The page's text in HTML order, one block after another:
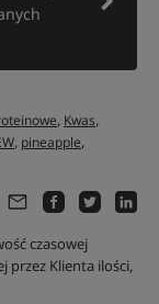
, Kwas,
, pineapple,
czasowej
przez Klienta ilości,